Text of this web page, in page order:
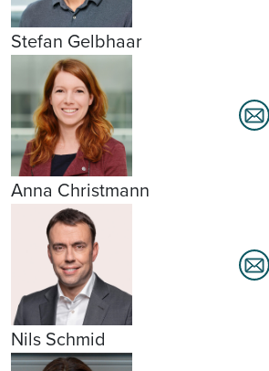
Stefan Gelbhaar
Anna Christmann
Nils Schmid